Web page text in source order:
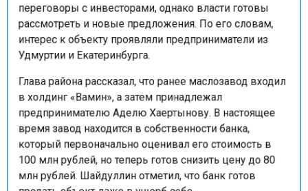
переговоры с инвесторами, однако власти готовы
рассмотреть и новые предложения. По его словам,
интерес к объекту проявляли предприниматели из
Удмуртии и Екатеринбурга.
Глава района рассказал, что ранее маслозавод входил
в холдинг «Вамин», а затем принадлежал
предпринимателю Аделю Хаертынову. В настоящее
время завод находится в собственности банка,
который первоначально оценивал его стоимость в
100 млн рублей, но теперь готов снизить цену до 80
млн рублей. Шайдуллин отметил, что банк готов